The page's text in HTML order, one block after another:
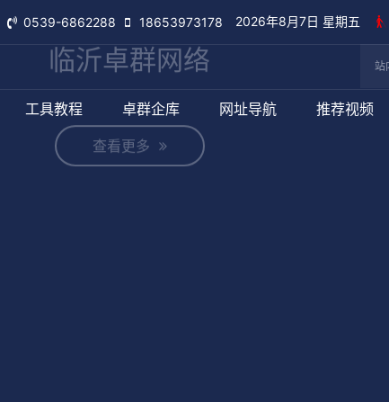
0539-6862288 18653973178 2026年8月7日 星期五
工具教程 卓群企库 网址导航 推荐视频